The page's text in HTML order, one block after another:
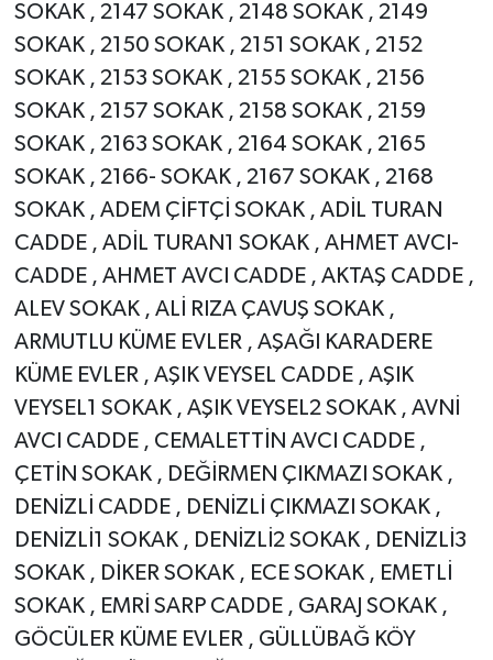
SOKAK , 2147 SOKAK , 2148 SOKAK , 2149
SOKAK , 2150 SOKAK , 2151 SOKAK , 2152
SOKAK , 2153 SOKAK , 2155 SOKAK , 2156
SOKAK , 2157 SOKAK , 2158 SOKAK , 2159
SOKAK , 2163 SOKAK , 2164 SOKAK , 2165
SOKAK , 2166- SOKAK , 2167 SOKAK , 2168
SOKAK , ADEM ÇİFTÇİ SOKAK , ADİL TURAN
CADDE , ADİL TURAN1 SOKAK , AHMET AVCI-
CADDE , AHMET AVCI CADDE , AKTAŞ CADDE ,
ALEV SOKAK , ALİ RIZA ÇAVUŞ SOKAK ,
ARMUTLU KÜME EVLER , AŞAĞI KARADERE
KÜME EVLER , AŞIK VEYSEL CADDE , AŞIK
VEYSEL1 SOKAK , AŞIK VEYSEL2 SOKAK , AVNİ
AVCI CADDE , CEMALETTİN AVCI CADDE ,
ÇETİN SOKAK , DEĞİRMEN ÇIKMAZI SOKAK ,
DENİZLİ CADDE , DENİZLİ ÇIKMAZI SOKAK ,
DENİZLİ1 SOKAK , DENİZLİ2 SOKAK , DENİZLİ3
SOKAK , DİKER SOKAK , ECE SOKAK , EMETLİ
SOKAK , EMRİ SARP CADDE , GARAJ SOKAK ,
GÖCÜLER KÜME EVLER , GÜLLÜBAĞ KÖY